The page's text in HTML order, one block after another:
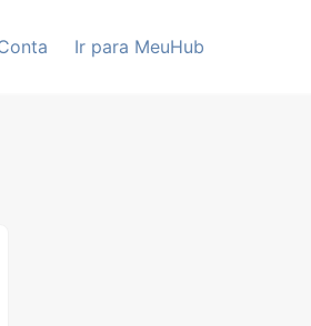
Ir para MeuHub